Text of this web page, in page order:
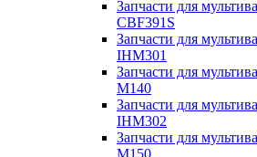
Запчасти для
CBF391S
Запчасти для
IHM301
Запчасти для
M140
Запчасти для
IHM302
Запчасти для
M150